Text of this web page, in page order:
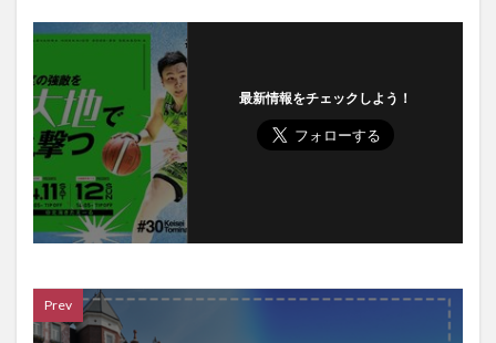
最新情報をチェックしよう！
Prev